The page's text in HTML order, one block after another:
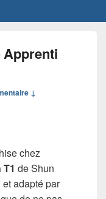
Apprenti
↓
chez
de Shun
adapté par